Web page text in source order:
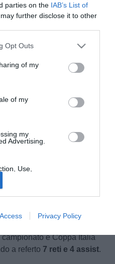
parties on the IAB’s List of
further disclose it to other
Opt Outs
of my
of my
my
Advertising.
Use,
of my
with the
Privacy Policy
per rinforzare la propria
Kamate. Centrocampista
profili seguiti dal club
nerazzurro, nell’ultima
campionato e Coppa Italia
a referto 7 reti e 4 assist.